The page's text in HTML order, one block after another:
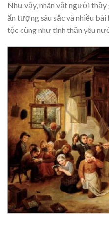
Như vậy, nhân vật người thầy
ấn tượng sâu sắc và nhiều bài
tộc cũng như tinh thần yêu